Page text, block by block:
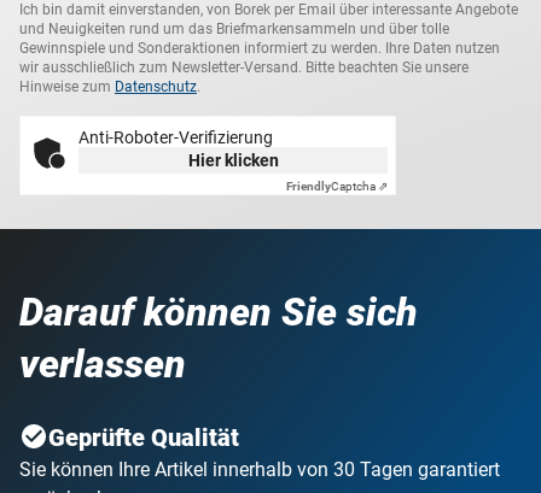
Ich bin damit einverstanden, von Borek per Email über interessante Angebote
und Neuigkeiten rund um das Briefmarkensammeln und über tolle
Gewinnspiele und Sonderaktionen informiert zu werden. Ihre Daten nutzen
wir ausschließlich zum Newsletter-Versand. Bitte beachten Sie unsere
Hinweise zum Datenschutz.
Anti-Roboter-Verifizierung
Hier klicken
FriendlyCaptcha ⇗
Darauf können Sie sich
verlassen
Geprüfte Qualität
Sie können Ihre Artikel innerhalb von 30 Tagen garantiert